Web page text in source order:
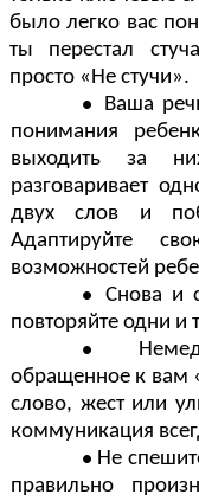
было легко вас
ты перестал
просто «Не стучи».
Ваша
понимания
выходить за
разговаривает
двух слов и
Адаптируйте
возможностей
Снова и
повторяйте одни и
обращенное к вам
слово, жест или
коммуникация
Не
правильно